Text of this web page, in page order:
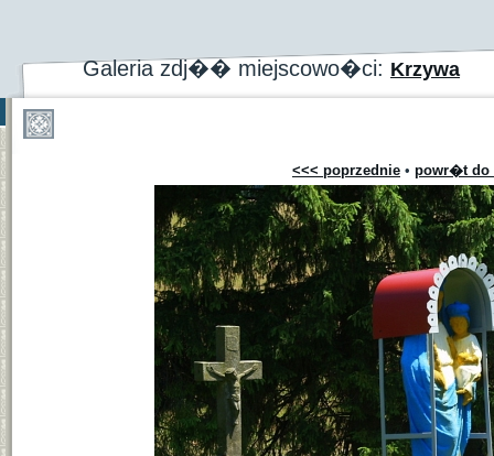
Galeria zdj�� miejscowo�ci: Krzywa
<<< poprzednie • powr�t do